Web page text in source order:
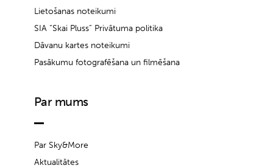
Lietošanas noteikumi
SIA “Skai Pluss” Privātuma politika
Dāvanu kartes noteikumi
Pasākumu fotografēšana un filmēšana
Par mums
Par Sky&More
Aktualitātes